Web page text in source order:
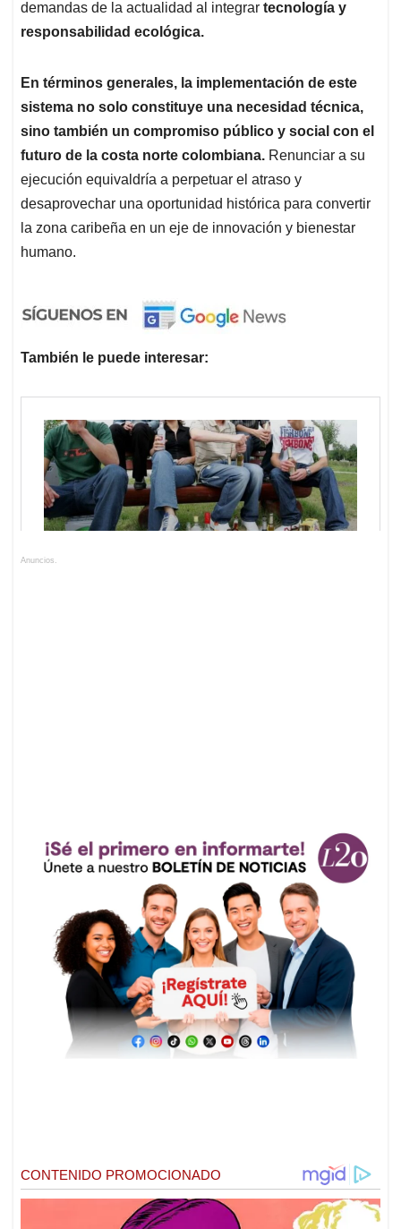
demandas de la actualidad al integrar tecnología y
responsabilidad ecológica.
En términos generales, la implementación de este
sistema no solo constituye una necesidad técnica,
sino también un compromiso público y social con el
futuro de la costa norte colombiana. Renunciar a su
ejecución equivaldría a perpetuar el atraso y
desaprovechar una oportunidad histórica para convertir
la zona caribeña en un eje de innovación y bienestar
humano.
También le puede interesar:
Anuncios.